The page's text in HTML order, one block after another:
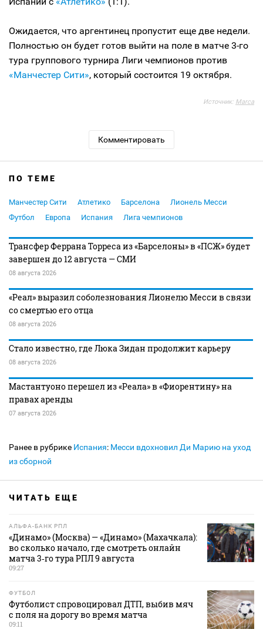
Ожидается, что аргентинец пропустит еще две недели.
Полностью он будет готов выйти на поле в матче 3-го
тура группового турнира Лиги чемпионов против
«Манчестер Сити», который состоится 19 октября.
Источник: Marca
Комментировать
ПО ТЕМЕ
Манчестер Сити Атлетико Барселона
Лионель Месси
Футбол
Европа Испания Лига чемпионов
Трансфер Феррана Торреса из «Барселоны» в «ПСЖ» будет
завершен до 12 августа — СМИ
08 августа 2026
«Реал» выразил соболезнования Лионелю Месси в связи
со смертью его отца
08 августа 2026
Стало известно, где Люка Зидан продолжит карьеру
08 августа 2026
Мастантуоно перешел из «Реала» в «Фиорентину» на
правах аренды
07 августа 2026
Ранее в рубрике Испания: Месси вдохновил Ди Марию на уход
из сборной
ЧИТАТЬ ЕЩЕ
АЛЬФА-БАНК РПЛ
«Динамо» (Москва) — «Динамо» (Махачкала):
во сколько начало, где смотреть онлайн
матча 3‑го тура РПЛ 9 августа
09:27
ФУТБОЛ
Футболист спровоцировал ДТП, выбив мяч
с поля на дорогу во время матча
09:11